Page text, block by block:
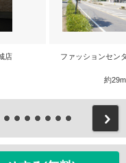
店 ファッションセン
約